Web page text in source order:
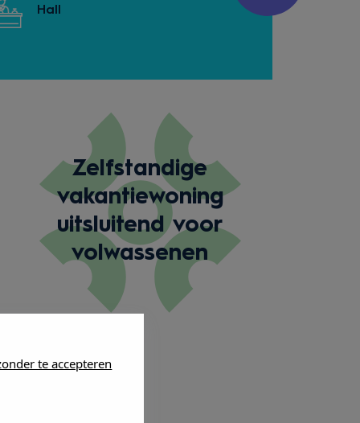
Hall
Zelfstandige
vakantiewoning
uitsluitend voor
volwassenen
te accepteren